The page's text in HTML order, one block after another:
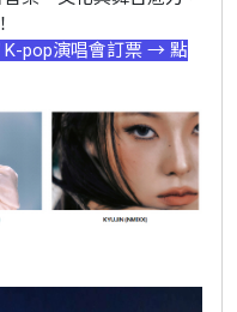
K-pop演唱會訂票 → 點